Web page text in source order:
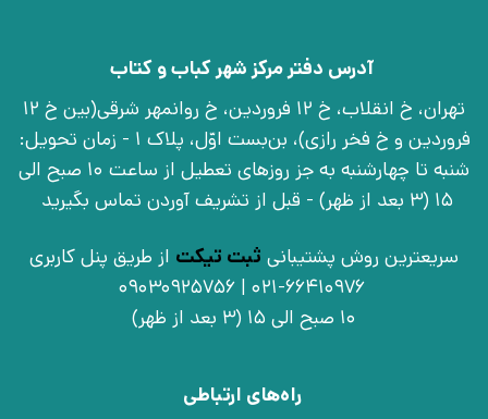
آدرس دفتر مرکز شهر کباب و کتاب
تهران، خ انقلاب، خ 12 فروردین، خ روانمهر شرقی(بین خ 12
فروردین و خ فخر رازی)، بن‌بست اوّل، پلاک 1 - زمان تحویل:
شنبه تا چهارشنبه به جز روزهای تعطیل از ساعت 10 صبح الی
15 (3 بعد از ظهر) - قبل از تشریف آوردن تماس بگیرید
سریعترین روش پشتیبانی ثبت تیکت از طریق پنل کاربری
021-66410976 | 09030925756
10 صبح الی 15 (3 بعد از ظهر)
راه‌های ارتباطی